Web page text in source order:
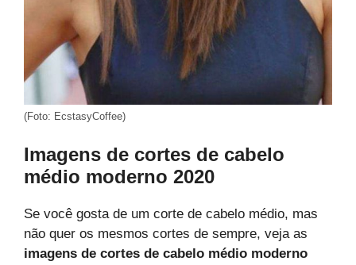
(Foto: EcstasyCoffee)
Imagens de cortes de cabelo
médio moderno 2020
Se você gosta de um corte de cabelo médio, mas
não quer os mesmos cortes de sempre, veja as
imagens de cortes de cabelo médio moderno